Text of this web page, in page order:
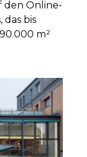
den Online-
das bis
m²